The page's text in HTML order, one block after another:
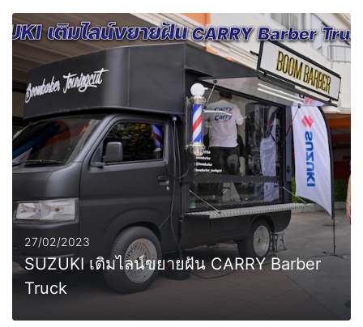
MORE 0
27/02/2023
SUZUKI เติมไลน์ขยายฝัน CARRY Barber
Truck